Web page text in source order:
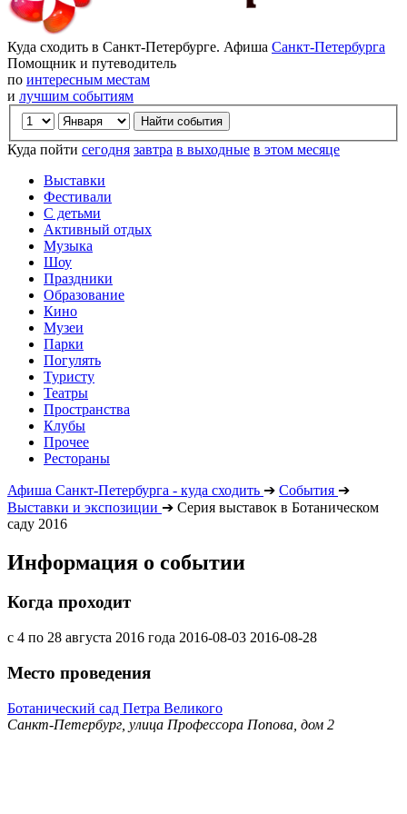
Куда сходить в Санкт-Петербурге. Афиша Санкт-Петербурга
Помощник и путеводитель
по интересным местам
и лучшим событиям
Куда пойти сегодня завтра в выходные в этом месяце
Выставки
Фестивали
С детьми
Активный отдых
Музыка
Шоу
Праздники
Образование
Кино
Музеи
Парки
Погулять
Туристу
Театры
Пространства
Клубы
Прочее
Рестораны
Афиша Санкт-Петербурга - куда сходить ➔ События ➔
Выставки и экспозиции ➔ Серия выставок в Ботаническом
саду 2016
Информация о событии
Когда проходит
с 4 по 28 августа 2016 года 2016-08-03 2016-08-28
Место проведения
Ботанический сад Петра Великого
Санкт-Петербург, улица Профессора Попова, дом 2